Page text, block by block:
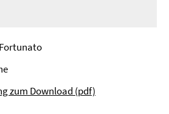
zum Download (pdf)